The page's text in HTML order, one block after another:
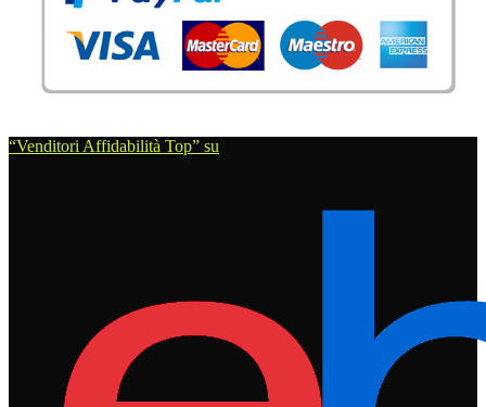
“Venditori Affidabilità Top” su